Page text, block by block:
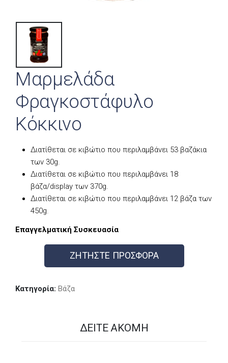
Μαρμελάδα
Φραγκοστάφυλο
Κόκκινο
Διατίθεται σε κιβώτιο που περιλαμβάνει 53 βαζάκια
των 30g.
Διατίθεται σε κιβώτιο που περιλαμβάνει 18
βάζα/display των 370g.
Διατίθεται σε κιβώτιο που περιλαμβάνει 12 βάζα των
450g.
Επαγγελματική Συσκευασία
ΖΗΤΗΣΤΕ ΠΡΟΣΦΟΡΑ
Κατηγορία: Βάζα
ΔΕΊΤΕ ΑΚΌΜΗ